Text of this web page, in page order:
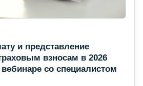
и представление
взносам в 2026
со специалистом